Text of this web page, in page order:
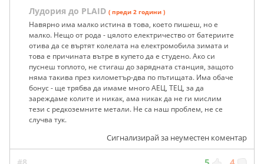
Лудория до PLAID ( преди 2 години )
Навярно има малко истина в това, което пишеш, но е
малко. Нещо от рода - цялото електричество от батериите
отива да се въртят колелата на електромобила зимата и
това е причината вътре в купето да е студено. Ако си
пуснеш топлото, не стигаш до зарядната станция, защото
няма такива през километър-два по пътищата. Има обаче
бонус - ще трябва да имаме много АЕЦ, ТЕЦ, за да
зареждаме колите и никак, ама никак да не ги мислим
тези с редкоземните метали. Не са наш проблем, не се
случва тук.
Сигнализирай за неуместен коментар